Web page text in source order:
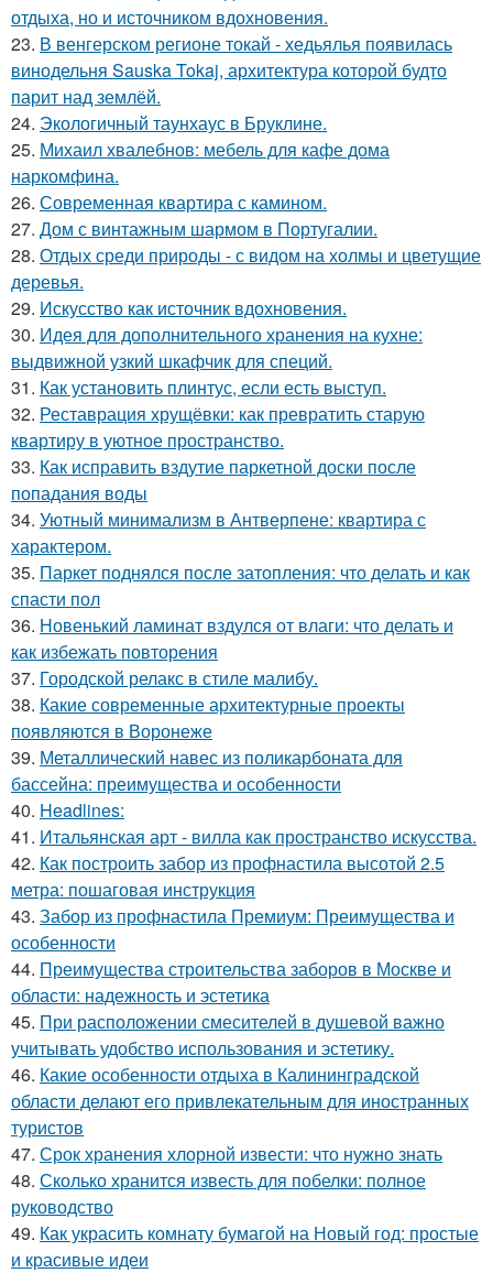
отдыха, но и источником вдохновения.
23. В венгерском регионе токай - хедьялья появилась
винодельня Sauska Tokaj, архитектура которой будто
парит над землёй.
24. Экологичный таунхаус в Бруклине.
25. Михаил хвалебнов: мебель для кафе дома
наркомфина.
26. Современная квартира с камином.
27. Дом с винтажным шармом в Португалии.
28. Отдых среди природы - с видом на холмы и цветущие
деревья.
29. Искусство как источник вдохновения.
30. Идея для дополнительного хранения на кухне:
выдвижной узкий шкафчик для специй.
31. Как установить плинтус, если есть выступ.
32. Реставрация хрущёвки: как превратить старую
квартиру в уютное пространство.
33. Как исправить вздутие паркетной доски после
попадания воды
34. Уютный минимализм в Антверпене: квартира с
характером.
35. Паркет поднялся после затопления: что делать и как
спасти пол
36. Новенький ламинат вздулся от влаги: что делать и
как избежать повторения
37. Городской релакс в стиле малибу.
38. Какие современные архитектурные проекты
появляются в Воронеже
39. Металлический навес из поликарбоната для
бассейна: преимущества и особенности
40. Headlines:
41. Итальянская арт - вилла как пространство искусства.
42. Как построить забор из профнастила высотой 2.5
метра: пошаговая инструкция
43. Забор из профнастила Премиум: Преимущества и
особенности
44. Преимущества строительства заборов в Москве и
области: надежность и эстетика
45. При расположении смесителей в душевой важно
учитывать удобство использования и эстетику.
46. Какие особенности отдыха в Калининградской
области делают его привлекательным для иностранных
туристов
47. Срок хранения хлорной извести: что нужно знать
48. Сколько хранится известь для побелки: полное
руководство
49. Как украсить комнату бумагой на Новый год: простые
и красивые идеи